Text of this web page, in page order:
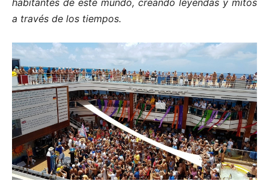
a través de los tiempos.